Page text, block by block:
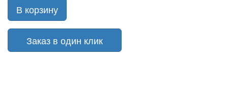
В корзину
Заказ в один клик